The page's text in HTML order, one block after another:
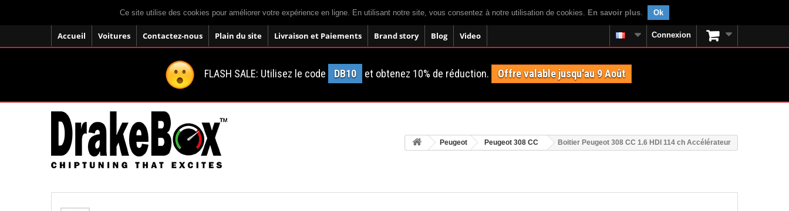
Ce site utilise des cookies pour améliorer votre expérience en ligne. En utilisant notre site, vous consentez à notre utilisation de cookies. En savoir plus. Ok
Accueil Voitures Contactez-nous Plain du site Livraison et Paiements Brand story Blog Video Connexion
FLASH SALE: Utilisez le code DB10 et obtenez 10% de réduction. Offre valable jusqu'au 9 Août
Peugeot Peugeot 308 CC Boitier Peugeot 308 CC 1.6 HDI 114 ch Accélérateur